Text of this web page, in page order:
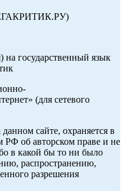
на государственный язык
(для сетевого
сайте, охраняется в
РФ об авторском праве и не
в какой бы то ни было
распространению,
разрешения